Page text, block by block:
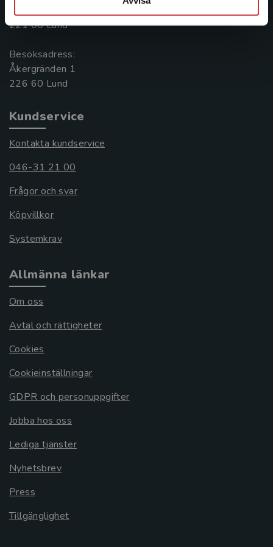
Box 141
221 00 Lund
Besöksadress:
Åkergränden 1
Kundservice
Kontakta kundservice
046-31 21 00
Frågor och svar
Köpvillkor
Systemkrav
Allmänna länkar
Om oss
Avtal och rättigheter
Cookies
Cookieinställningar
GDPR och personuppgifter
Jobba hos oss
Lediga tjänster
Nyhetsbrev
Press
Tillgänglighet